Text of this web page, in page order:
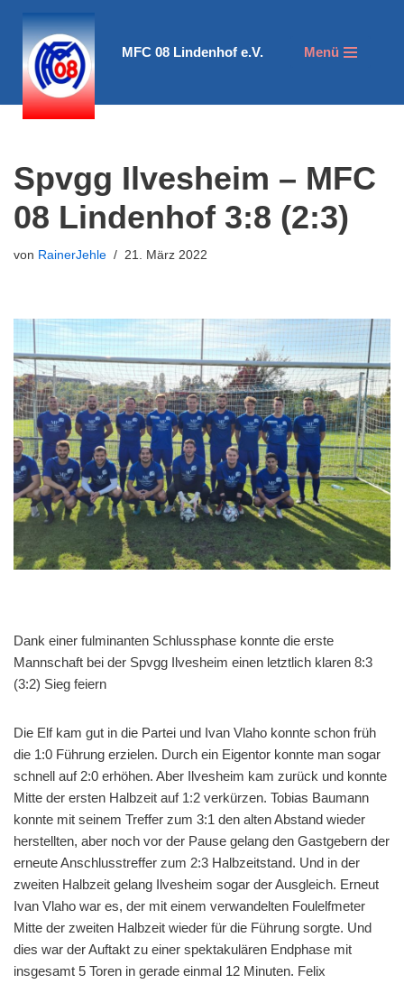
Zum
Inhalt
springen
MFC 08 Lindenhof e.V. Menü
Spvgg Ilvesheim – MFC
08 Lindenhof 3:8 (2:3)
von RainerJehle 21. März 2022
Dank einer fulminanten Schlussphase konnte die erste
Mannschaft bei der Spvgg Ilvesheim einen letztlich klaren 8:3
(3:2) Sieg feiern
Die Elf kam gut in die Partei und Ivan Vlaho konnte schon früh
die 1:0 Führung erzielen. Durch ein Eigentor konnte man sogar
schnell auf 2:0 erhöhen. Aber Ilvesheim kam zurück und konnte
Mitte der ersten Halbzeit auf 1:2 verkürzen. Tobias Baumann
konnte mit seinem Treffer zum 3:1 den alten Abstand wieder
herstellten, aber noch vor der Pause gelang den Gastgebern der
erneute Anschlusstreffer zum 2:3 Halbzeitstand. Und in der
zweiten Halbzeit gelang Ilvesheim sogar der Ausgleich. Erneut
Ivan Vlaho war es, der mit einem verwandelten Foulelfmeter
Mitte der zweiten Halbzeit wieder für die Führung sorgte. Und
dies war der Auftakt zu einer spektakulären Endphase mit
insgesamt 5 Toren in gerade einmal 12 Minuten. Felix